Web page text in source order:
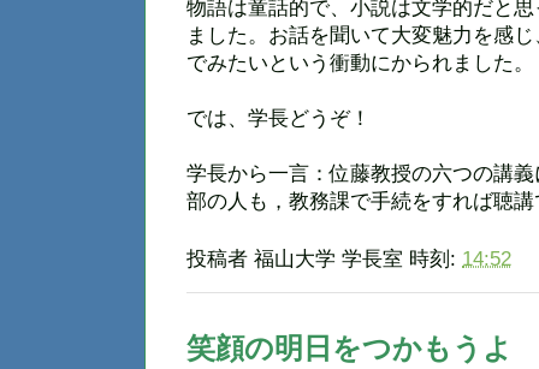
物語は童話的で、小説は文学的だと
ました。お話を聞いて大変魅力を感
でみたいという衝動にかられました。
では、学長どうぞ！
学長から一言：位藤教授の六つの講
部の人も，教務課で手続をすれば聴
投稿者 福山大学 学長室 時刻: 14:52
笑顔の明日をつかもうよ